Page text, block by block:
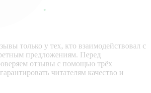
только у тех, кто взаимодействовал с
предложениям. Перед
отзывы с помощью трёх
читателям качество и